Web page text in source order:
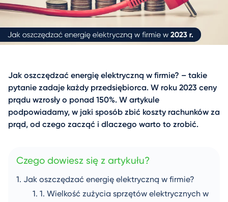
Jak oszczędzać energię elektryczną w firmie? – takie
pytanie zadaje każdy przedsiębiorca. W roku 2023 ceny
prądu wzrosły o ponad 150%. W artykule
podpowiadamy, w jaki sposób zbić koszty rachunków za
prąd, od czego zacząć i dlaczego warto to zrobić.
Czego dowiesz się z artykułu?
Jak oszczędzać energię elektryczną w firmie?
Wielkość zużycia sprzętów elektrycznych w